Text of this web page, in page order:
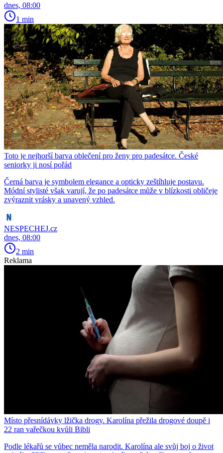
dnes, 08:00
1 min
Toto je nejhorší barva oblečení pro ženy pro padesátce. České
seniorky ji nosí pořád
Černá barva je symbolem elegance a opticky zeštíhluje postavu.
Módní stylisté však varují, že po padesátce může v blízkosti obličeje
zvýraznit vrásky a unavený vzhled.
NESPECHEJ.cz
dnes, 08:00
2 min
Reklama
Místo přesnídávky lžička drogy. Karolína přežila drogové doupě i
22 ran vařečkou kvůli Bibli
Podle lékařů se vůbec neměla narodit. Karolína ale svůj boj o život